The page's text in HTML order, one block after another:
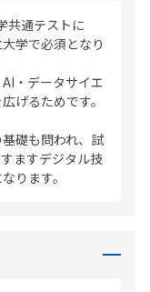
共通テストに
学で必須となり
・データサイエ
げるためです。
礎も問われ、試
ますデジタル技
ります。